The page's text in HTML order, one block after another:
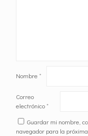
Nombre *
Correo
electrónico*
Guardar mi nombre,
navegador para la